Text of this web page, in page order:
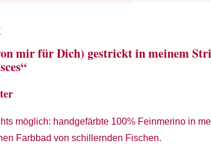
mir für Dich) gestrickt in meinem
möglich: handgefärbte 100% Feinmerino in
Farbbad von schillernden Fischen.